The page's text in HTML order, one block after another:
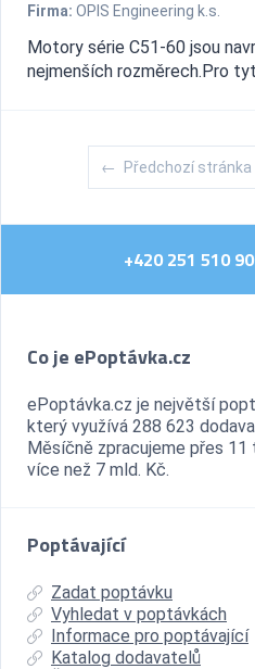
Firma: OPIS Engineering k.s.
Motory série C51-60 jsou
nejmenších rozměrech.Pro
← Předchozí stránka
+420 251 510
Co je ePoptávka.cz
ePoptávka.cz je největší
který využívá 288 623
Měsíčně zpracujeme přes
více než 7 mld. Kč.
Poptávající
Zadat poptávku
Vyhledat v poptávkách
Informace pro poptávající
Katalog dodavatelů